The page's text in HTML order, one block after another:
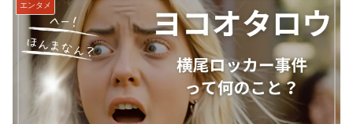
エンタメ